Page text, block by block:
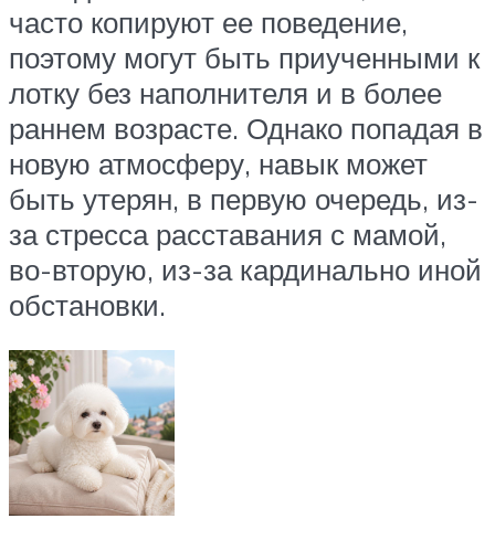
часто копируют ее поведение,
поэтому могут быть приученными к
лотку без наполнителя и в более
раннем возрасте. Однако попадая в
новую атмосферу, навык может
быть утерян, в первую очередь, из-
за стресса расставания с мамой,
во-вторую, из-за кардинально иной
обстановки.